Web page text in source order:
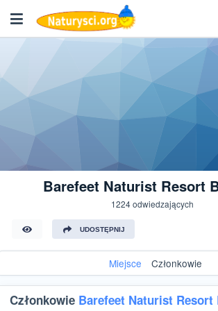
Barefeet Naturist Resort
1224 odwiedzających
UDOSTĘPNIJ
Miejsce Członkowie
Członkowie Barefeet Naturist Resort